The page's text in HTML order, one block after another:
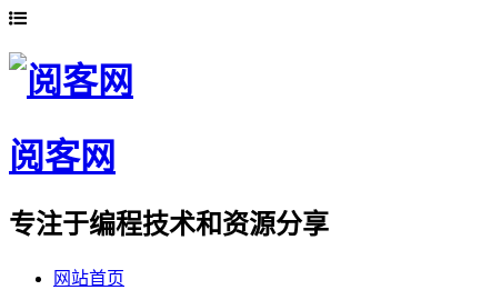
阅客网
专注于编程技术和资源分享
网站首页